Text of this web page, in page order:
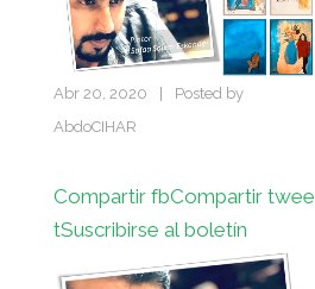
Abr 20, 2020
Posted by
AbdoCIHAR
Compartir fbCompartir twee
tSuscribirse al boletín